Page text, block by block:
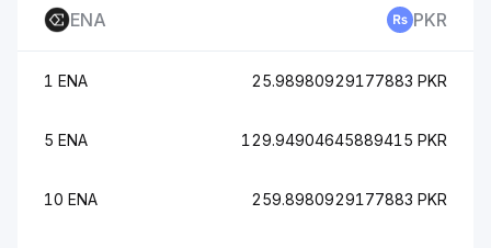
ENA PKR
1 ENA 25.98980929177883 PKR
5 ENA 129.94904645889415 PKR
10 ENA 259.8980929177883 PKR